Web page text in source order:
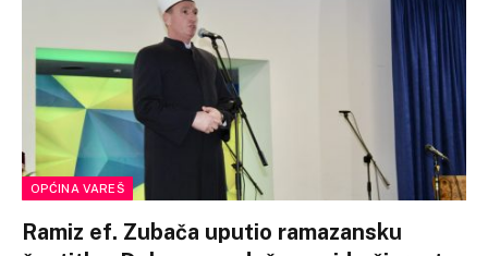
OPĆINA VAREŠ
Ramiz ef. Zubača uputio ramazansku